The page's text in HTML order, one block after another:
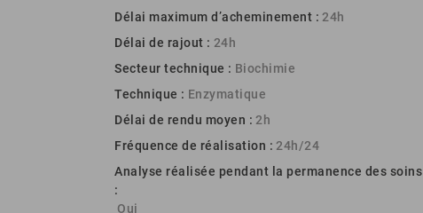
Délai maximum d’acheminement : 24h
Délai de rajout : 24h
Secteur technique : Biochimie
Technique : Enzymatique
Délai de rendu moyen : 2h
Fréquence de réalisation : 24h/24
Analyse réalisée pendant la permanence des soins
:
Oui